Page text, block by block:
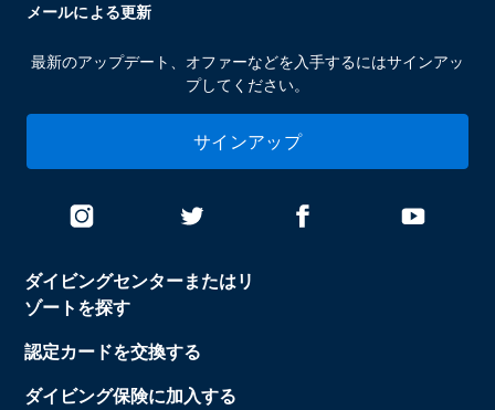
ダイビングセンターまたはリ
ゾートを探す
認定カードを交換する
ダイビング保険に加入する
メールによる更新
最新のアップデート、オファーなどを入手するにはサインアッ
プしてください。
サインアップ